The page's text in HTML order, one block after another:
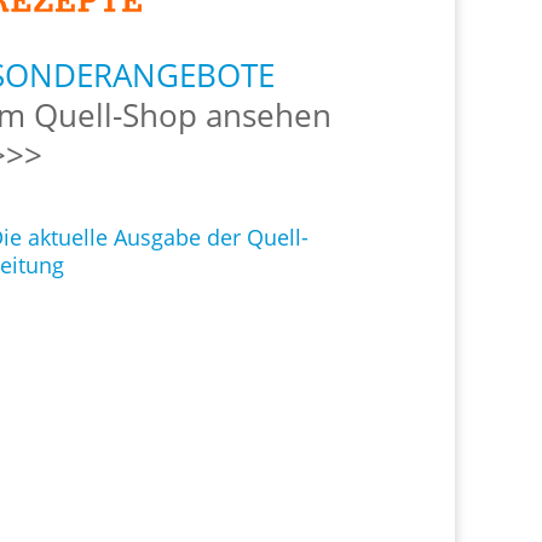
Quell-Shop ansehen
aktuelle Ausgabe der Quell-